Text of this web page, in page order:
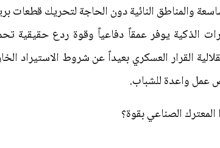
والمناطق النائية دون الحاجة لتحريك قطعات
الذكية يوفر عمقاً دفاعياً وقوة ردع حقيقية
القرار العسكري بعيداً عن شروط الاستيراد
عمل واعدة للشباب.
الصناعي بقوة؟